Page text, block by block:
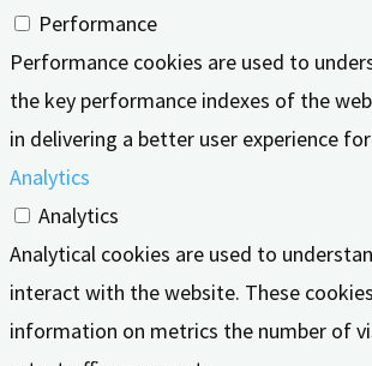
Performance
Performance cookies are used to
the key performance indexes of the
in delivering a better user experience
Analytics
Analytics
Analytical cookies are used to
interact with the website. These
information on metrics the number of